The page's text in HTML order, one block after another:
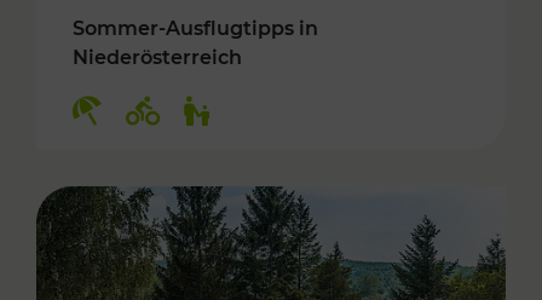
Sommer-Ausflugtipps in
Niederösterreich